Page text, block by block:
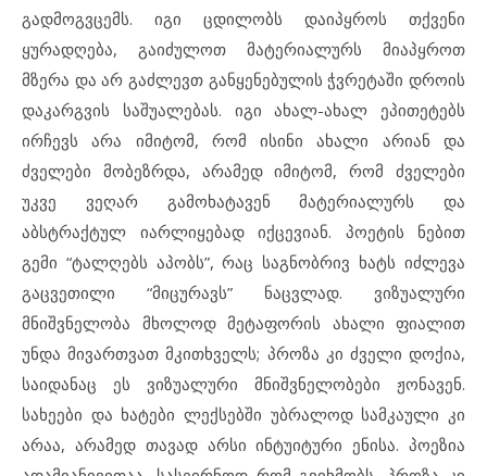
გადმოგვცემს. იგი ცდილობს დაიპყროს თქვენი
ყურადღება, გაიძულოთ მატერიალურს მიაპყროთ
მზერა და არ გაძლევთ განყენებულის ჭვრეტაში დროის
დაკარგვის საშუალებას. იგი ახალ-ახალ ეპითეტებს
ირჩევს არა იმიტომ, რომ ისინი ახალი არიან და
ძველები მობეზრდა, არამედ იმიტომ, რომ ძველები
უკვე ვეღარ გამოხატავენ მატერიალურს და
აბსტრაქტულ იარლიყებად იქცევიან. პოეტის ნებით
გემი “ტალღებს აპობს”, რაც საგნობრივ ხატს იძლევა
გაცვეთილი “მიცურავს” ნაცვლად. ვიზუალური
მნიშვნელობა მხოლოდ მეტაფორის ახალი ფიალით
უნდა მივართვათ მკითხველს; პროზა კი ძველი დოქია,
საიდანაც ეს ვიზუალური მნიშვნელობები ჟონავენ.
სახეები და ხატები ლექსებში უბრალოდ სამკაული კი
არაა, არამედ თავად არსი ინტუიტური ენისა. პოეზია